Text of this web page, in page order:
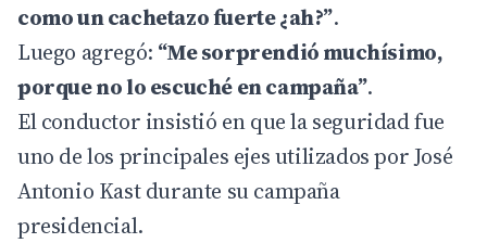
como un cachetazo fuerte ¿ah?”.
Luego agregó: “Me sorprendió muchísimo,
porque no lo escuché en campaña”.
El conductor insistió en que la seguridad fue
uno de los principales ejes utilizados por José
Antonio Kast durante su campaña
presidencial.